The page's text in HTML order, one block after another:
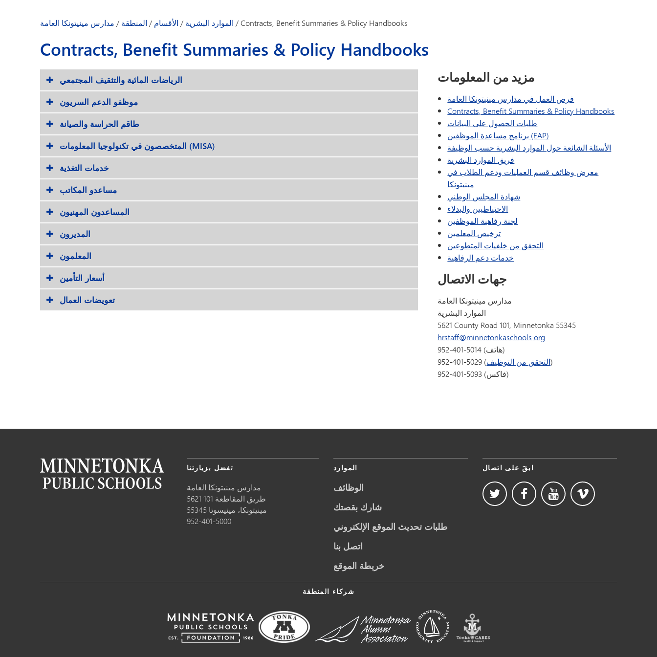
مدارس مينيتونكا العامة / المنطقة / الأقسام / الموارد البشرية /Contracts, Benefit Summaries & Policy Handbooks
Contracts, Benefit Summaries & Policy Handbooks
الرياضات المائية والتثقيف المجتمعي
موظفو الدعم السريون
طاقم الحراسة والصيانة
المتخصصون في تكنولوجيا المعلومات (MISA)
خدمات التغذية
مساعدو المكاتب
المساعدون المهنيون
المديرون
المعلمون
أسعار التأمين
تعويضات العمال
مزيد من المعلومات
فرص العمل في مدارس مينيتونكا العامة
Contracts, Benefit Summaries & Policy Handbooks
طلبات الحصول على البيانات
برنامج مساعدة الموظفين (EAP)
الأسئلة الشائعة حول الموارد البشرية حسب الوظيفة
فريق الموارد البشرية
معرض وظائف قسم العمليات ودعم الطلاب في
مينيتونكا
شهادة المجلس الوطني
الاحتياطيين والبدلاء
لجنة رفاهية الموظفين
ترخيص المعلمين
التحقق من خلفيات المتطوعين
خدمات دعم الرفاهية
جهات الاتصال
مدارس مينيتونكا العامة
الموارد البشرية
5621 County Road 101, Minnetonka 55345
hrstaff@minnetonkaschools.org
952-401-5014 (هاتف)
952-401-5029 (التحقق من التوظيف)
952-401-5093 (فاكس)
تفضل بزيارتنا
مدارس مينيتونكا العامة
5621 طريق المقاطعة 101
مينيتونكا، مينيسوتا 55345
952-401-5000
الموارد
الوظائف
شارك بقصتك
طلبات تحديث الموقع الإلكتروني
اتصل بنا
خريطة الموقع
ابقَ على اتصال
شركاء المنطقة